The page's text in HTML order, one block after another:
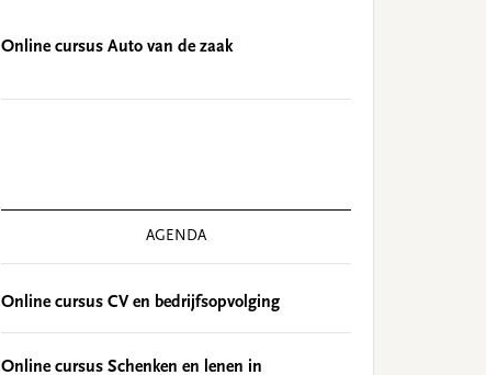
Online cursus Auto van de zaak
AGENDA
Online cursus CV en bedrijfsopvolging
Online cursus Schenken en lenen in